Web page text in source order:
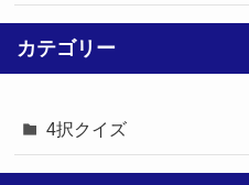
カテゴリー
4択クイズ